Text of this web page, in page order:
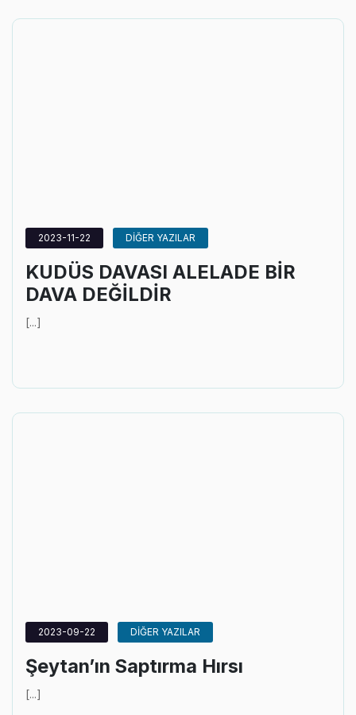
2023-11-22 DİĞER YAZILAR
KUDÜS DAVASI ALELADE BİR
DAVA DEĞİLDİR
[...]
2023-09-22 DİĞER YAZILAR
Şeytan’ın Saptırma Hırsı
[...]